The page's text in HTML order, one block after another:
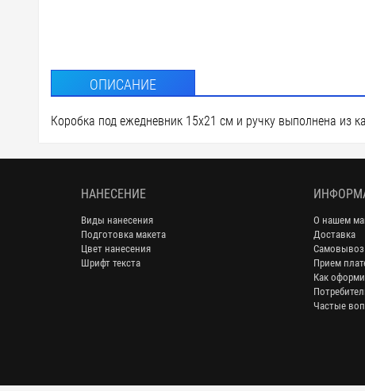
ОПИСАНИЕ
Коробка под ежедневник 15х21 см и ручку выполнена из
НАНЕСЕНИЕ
Виды нанесения
Подготовка макета
Цвет нанесения
Шрифт текста
О нашем
Доставка
Самовывоз
Прием
Как
Частые